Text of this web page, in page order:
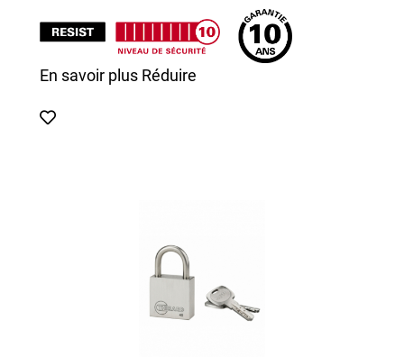
En savoir plus Réduire